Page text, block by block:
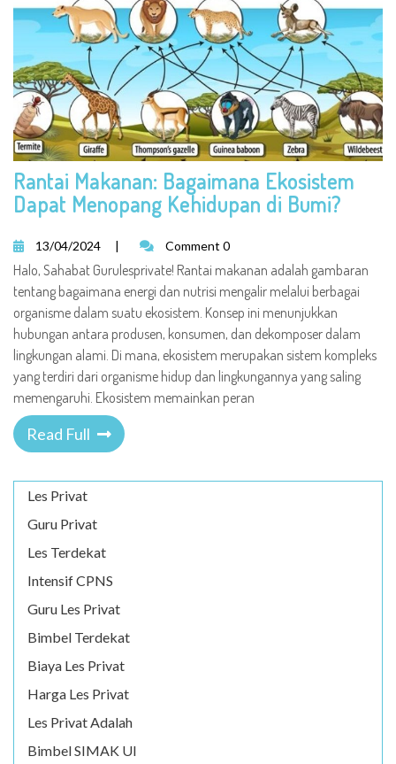
Rantai Makanan: Bagaimana Ekosistem
Dapat Menopang Kehidupan di Bumi?
13/04/2024 | Comment 0
Halo, Sahabat Gurulesprivate! Rantai makanan adalah gambaran
tentang bagaimana energi dan nutrisi mengalir melalui berbagai
organisme dalam suatu ekosistem. Konsep ini menunjukkan
hubungan antara produsen, konsumen, dan dekomposer dalam
lingkungan alami. Di mana, ekosistem merupakan sistem kompleks
yang terdiri dari organisme hidup dan lingkungannya yang saling
memengaruhi. Ekosistem memainkan peran
Read Full
Les Privat
Guru Privat
Les Terdekat
Intensif CPNS
Guru Les Privat
Bimbel Terdekat
Biaya Les Privat
Harga Les Privat
Les Privat Adalah
Bimbel SIMAK UI